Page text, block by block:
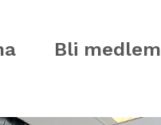
Bli medlem